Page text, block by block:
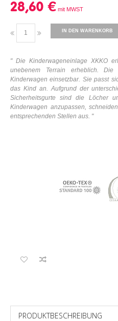
28,60 €
IN DEN WARENKORB
" Die Kinderwageneinlage XKKO
unebenem Terrain erheblich.
Kinderwagen einsetzbar. Sie passt
das Kind an. Aufgrund der
Sicherheitsgurte sind die Löcher
Kinderwagen anzupassen,
entsprechenden Stellen aus. "
PRODUKTBESCHREIBUNG